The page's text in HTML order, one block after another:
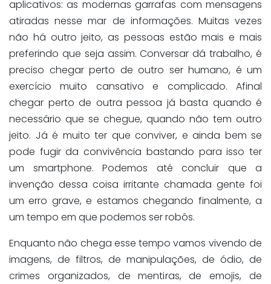
aplicativos: as modernas garrafas com mensagens
atiradas nesse mar de informações. Muitas vezes
não há outro jeito, as pessoas estão mais e mais
preferindo que seja assim. Conversar dá trabalho, é
preciso chegar perto de outro ser humano, é um
exercício muito cansativo e complicado. Afinal
chegar perto de outra pessoa já basta quando é
necessário que se chegue, quando não tem outro
jeito. Já é muito ter que conviver, e ainda bem se
pode fugir da convivência bastando para isso ter
um smartphone. Podemos até concluir que a
invenção dessa coisa irritante chamada gente foi
um erro grave, e estamos chegando finalmente, a
um tempo em que podemos ser robôs.
Enquanto não chega esse tempo vamos vivendo de
imagens, de filtros, de manipulações, de ódio, de
crimes organizados, de mentiras, de emojis, de